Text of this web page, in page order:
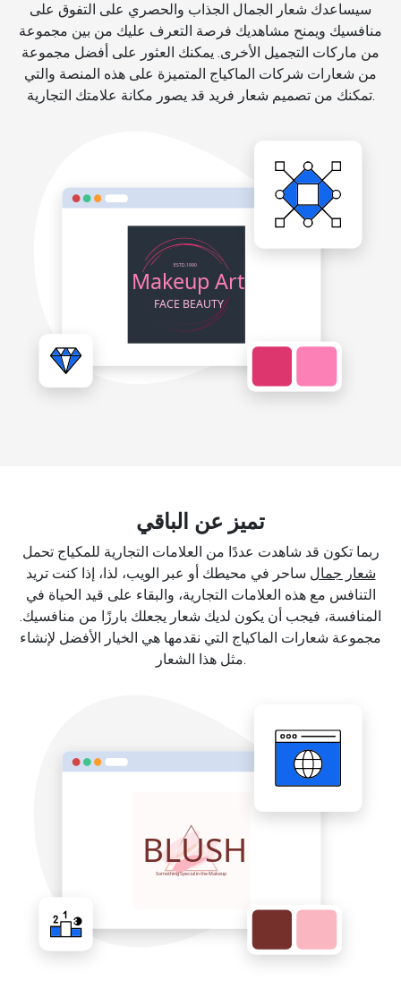
سيساعدك شعار الجمال الجذاب والحصري على التفوق على
منافسيك ويمنح مشاهديك فرصة التعرف عليك من بين مجموعة
من ماركات التجميل الأخرى. يمكنك العثور على أفضل مجموعة
من شعارات شركات الماكياج المتميزة على هذه المنصة والتي
تمكنك من تصميم شعار فريد قد يصور مكانة علامتك التجارية.
تميز عن الباقي
ربما تكون قد شاهدت عددًا من العلامات التجارية للمكياج تحمل
شعار جمال ساحر في محيطك أو عبر الويب، لذا، إذا كنت تريد
التنافس مع هذه العلامات التجارية، والبقاء على قيد الحياة في
المنافسة، فيجب أن يكون لديك شعار يجعلك بارزًا من منافسيك.
مجموعة شعارات الماكياج التي نقدمها هي الخيار الأفضل لإنشاء
مثل هذا الشعار.